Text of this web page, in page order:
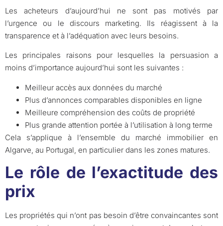
Les acheteurs d’aujourd’hui ne sont pas motivés par
l’urgence ou le discours marketing. Ils réagissent à la
transparence et à l’adéquation avec leurs besoins.
Les principales raisons pour lesquelles la persuasion a
moins d’importance aujourd’hui sont les suivantes :
Meilleur accès aux données du marché
Plus d’annonces comparables disponibles en ligne
Meilleure compréhension des coûts de propriété
Plus grande attention portée à l’utilisation à long terme
Cela s’applique à l’ensemble du marché immobilier en
Algarve, au Portugal, en particulier dans les zones matures.
Le rôle de l’exactitude des
prix
Les propriétés qui n’ont pas besoin d’être convaincantes sont